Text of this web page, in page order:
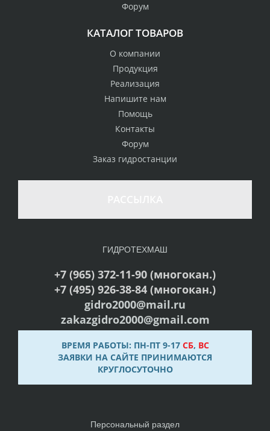
Форум
КАТАЛОГ ТОВАРОВ
О компании
Продукция
Реализация
Напишите нам
Помощь
Контакты
Форум
Заказ гидростанции
ГИДРОТЕХМАШ
+7 (965) 372-11-90 (многокан.)
+7 (495) 926-38-84 (многокан.)
gidro2000@mail.ru
zakazgidro2000@gmail.com
ВРЕМЯ РАБОТЫ: ПН-ПТ 9-17 СБ, ВС
ЗАЯВКИ НА САЙТЕ ПРИНИМАЮТСЯ
КРУГЛОСУТОЧНО
Персональный раздел